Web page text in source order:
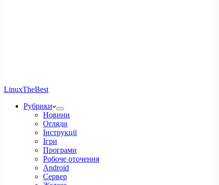
LinuxTheBest
Рубрики
Новини
Огляди
Інструкції
Ігри
Програми
Робоче оточення
Android
Сервер